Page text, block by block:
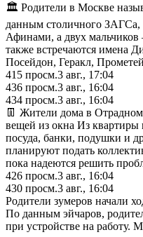
🏛 Родители в Москве
данным столичного ЗАГСа,
Афинами, а двух
также встречаются имена
Посейдон, Геракл,
415 просм.3 авг., 17:04
436 просм.3 авг., 16:04
434 просм.3 авг., 16:04
👖 Жители дома в Отрадном
вещей из окна Из квартиры
посуда, банки, подушки и
планируют подать
пока надеются решить
426 просм.3 авг., 16:04
430 просм.3 авг., 16:04
Родители зумеров начали
По данным эйчаров,
при устройстве на работу.